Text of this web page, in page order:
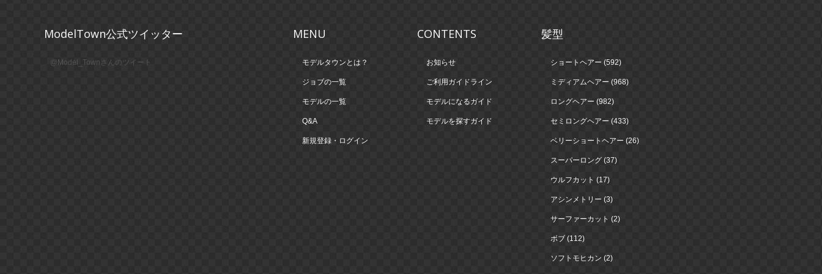
ModelTown公式ツイッター
@Model_Townさんのツイート
MENU
モデルタウンとは？
ジョブの一覧
モデルの一覧
Q&A
新規登録・ログイン
CONTENTS
お知らせ
ご利用ガイドライン
モデルになるガイド
モデルを探すガイド
髪型
ショートヘアー (592)
ミディアムヘアー (968)
ロングヘアー (982)
セミロングヘアー (433)
ベリーショートヘアー (26)
スーパーロング (37)
ウルフカット (17)
アシンメトリー (3)
サーファーカット (2)
ボブ (112)
ソフトモヒカン (2)